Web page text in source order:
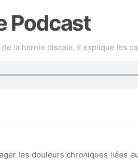
Podcast
la hernie discale. Il explique les
les douleurs chroniques liées